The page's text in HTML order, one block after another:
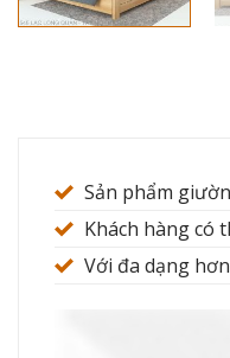
Sản phẩm
Khách hàng có
Với đa dạng